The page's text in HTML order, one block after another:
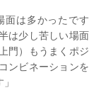
面は多かったです
は少し苦しい場面
門）もうまくポジ
ンビネーションを